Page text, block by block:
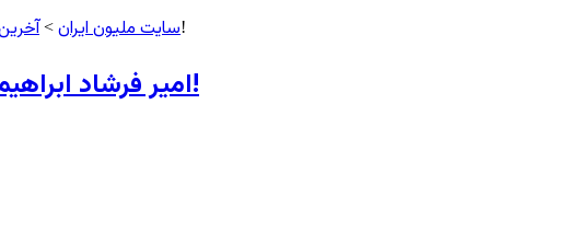
سایت ملیون ایران > > امیر فرشاد ابراهیمی: چمران بخاطر این نامه سرزنش آمیز به خمینی کشته شد!
امیر فرشاد ابراهیمی: چمران بخاطر این نامه سرزنش آمیز به خمینی کشته شد!